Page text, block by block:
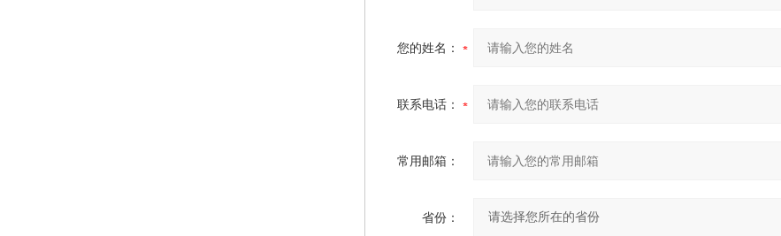
您的姓名：
联系电话：
常用邮箱：
省份：